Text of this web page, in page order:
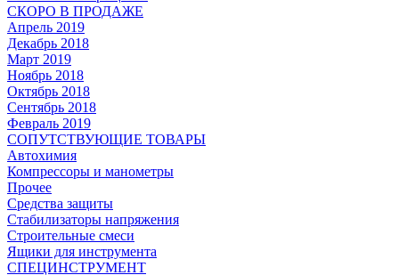
СКОРО В ПРОДАЖЕ
Апрель 2019
Декабрь 2018
Март 2019
Ноябрь 2018
Октябрь 2018
Сентябрь 2018
Февраль 2019
СОПУТСТВУЮЩИЕ ТОВАРЫ
Автохимия
Компрессоры и манометры
Прочее
Средства защиты
Стабилизаторы напряжения
Строительные смеси
Ящики для инструмента
СПЕЦИНСТРУМЕНТ